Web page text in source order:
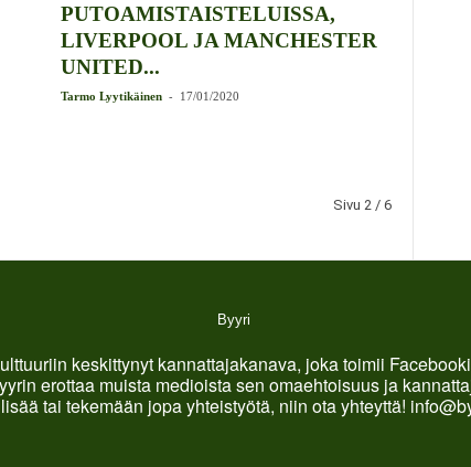
PUTOAMISTAISTELUISSA,
LIVERPOOL JA MANCHESTER
UNITED...
Tarmo Lyytikäinen - 17/01/2020
Sivu 2 / 6
keskittynyt kannattajakanava, joka toimii
erottaa muista medioista sen omaehtoisuus ja
tai tekemään jopa yhteistyötä, niin ota yhteyttä!